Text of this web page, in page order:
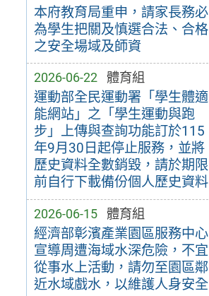
本府教育局重申，請家長務必
為學生把關及慎選合法、合格
之安全場域及師資
2026-06-22 體育組
運動部全民運動署「學生體適
能網站」之「學生運動與跑
步」上傳與查詢功能訂於115
年9月30日起停止服務，並將
歷史資料全數銷毀，請於期限
前自行下載備份個人歷史資料
2026-06-15 體育組
經濟部彰濱產業園區服務中心
宣導周遭海域水深危險，不宜
從事水上活動，請勿至園區鄰
近水域戲水，以維護人身安全